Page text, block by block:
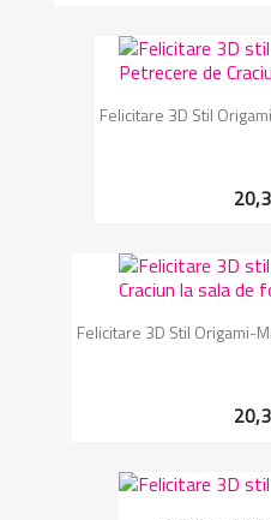
Felicitare 3D Stil
Felicitare 3D Stil Origami-